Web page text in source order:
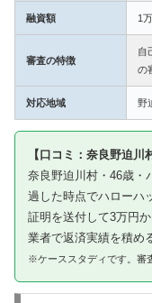
融資額 1
審査の特徴
自
の
対応地域 野
【口コミ：奈良野迫川
奈良野迫川村・46歳・
過した時点でハローハ
証明を送付して3万円
業者で返済実績を積め
※ケーススタディです。審